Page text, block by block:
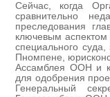
Сейчас, когда
сравнительно
преследования
ключевым
специального
Пномпене,
Ассамблея ООН и
для одобрения
Генеральный